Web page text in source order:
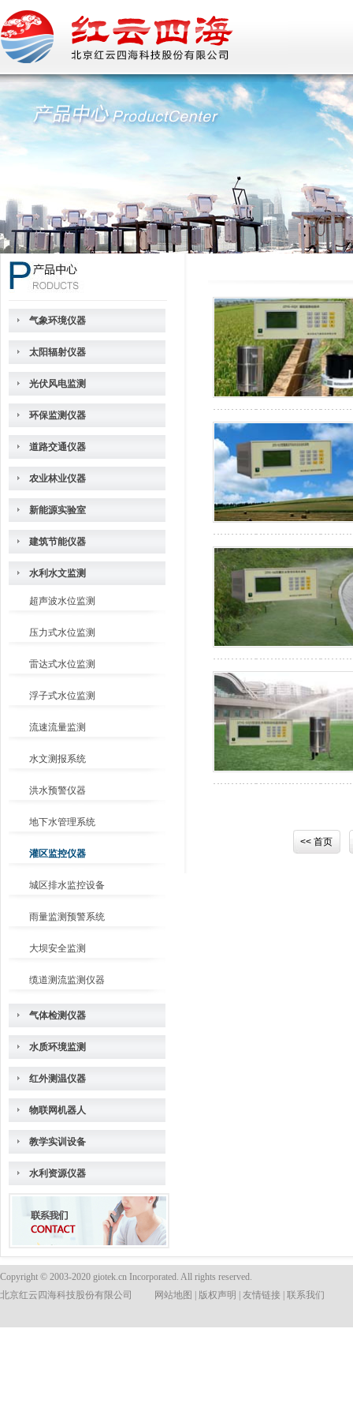
气象环境仪器
太阳辐射仪器
光伏风电监测
环保监测仪器
道路交通仪器
农业林业仪器
新能源实验室
建筑节能仪器
水利水文监测
超声波水位监测
压力式水位监测
雷达式水位监测
浮子式水位监测
流速流量监测
水文测报系统
洪水预警仪器
地下水管理系统
灌区监控仪器
城区排水监控设备
雨量监测预警系统
大坝安全监测
缆道测流监测仪器
气体检测仪器
水质环境监测
红外测温仪器
物联网机器人
教学实训设备
水利资源仪器
<< 首页
Copyright © 2003-2020 giotek.cn Incorporated. All rights reserved.
北京红云四海科技股份有限公司
网站地图 版权声明 友情链接 联系我们